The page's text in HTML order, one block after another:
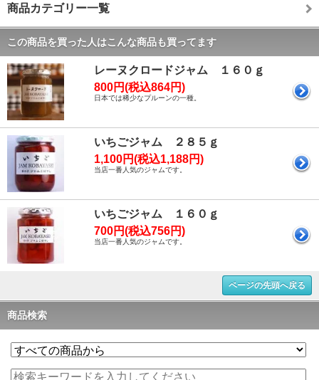
商品カテゴリー一覧
この商品を買った人はこんな商品も買ってます
レーヌクロードジャム １６０ｇ
800円(税込864円)
日本では稀少なプルーンの一種。
いちごジャム ２８５ｇ
1,100円(税込1,188円)
当店一番人気のジャムです。
いちごジャム １６０ｇ
700円(税込756円)
当店一番人気のジャムです。
ページの先頭へ戻る
商品検索